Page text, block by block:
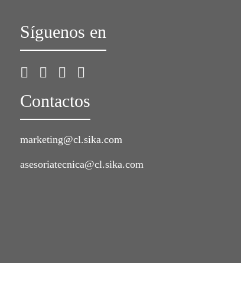
Síguenos en
Contactos
marketing@cl.sika.com
asesoriatecnica@cl.sika.com